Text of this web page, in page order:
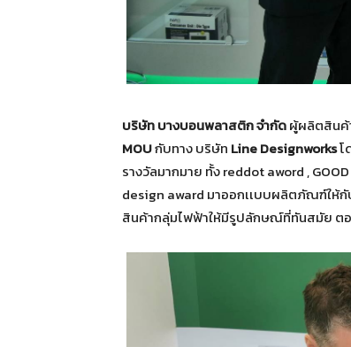
บริษัท บางบอนพลาสติก จำกัดผู้ผลิตสิน
MOUกับทาง บริษัท Line Designworksโ
รางวัลมากมาย ทั้ง reddot aword ,
design award มาออกเเบบผลิตภัณฑ์ให้
สินค้ากลุ่มไฟฟ้าให้มีรูปลักษณ์ที่ทันสมัย ต